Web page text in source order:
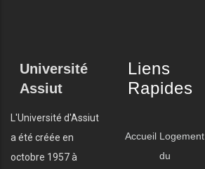
Université
Assiut
L'Université d'Assiut
a été créée en
octobre 1957 à
Liens
Rapides
Accueil Logement
du